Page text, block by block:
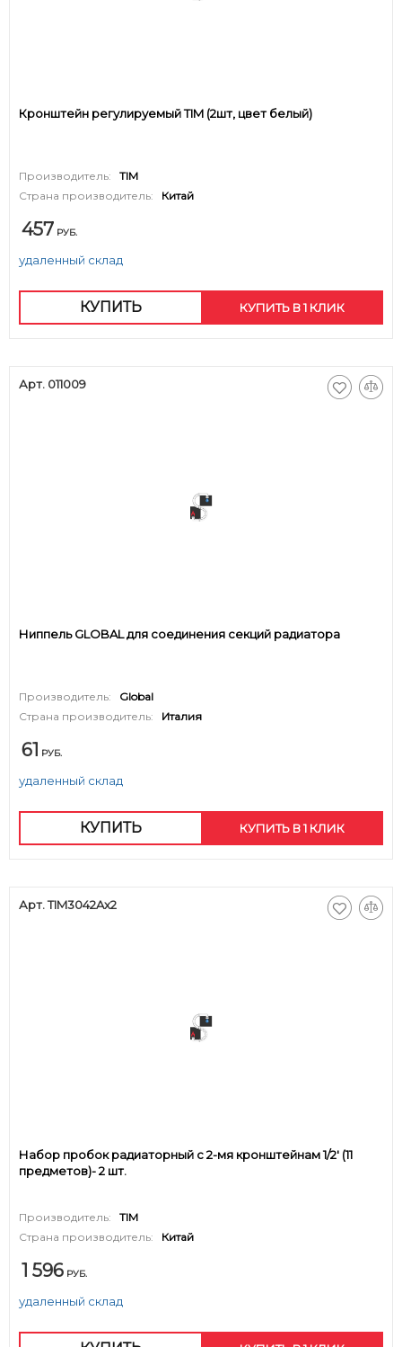
Кронштейн регулируемый TIM (2шт, цвет белый)
Производитель:
TIM
Страна производитель:
Китай
457 РУБ.
удаленный склад
КУПИТЬ КУПИТЬ В 1 КЛИК
Арт. 011009
Ниппель GLOBAL для соединения секций радиатора
Производитель:
Global
Страна производитель:
Италия
61 РУБ.
удаленный склад
КУПИТЬ КУПИТЬ В 1 КЛИК
Арт. TIM3042Ax2
Набор пробок радиаторный с 2-мя кронштейнам 1/2' (11
предметов)- 2 шт.
Производитель:
TIM
Страна производитель:
Китай
1 596 РУБ.
удаленный склад